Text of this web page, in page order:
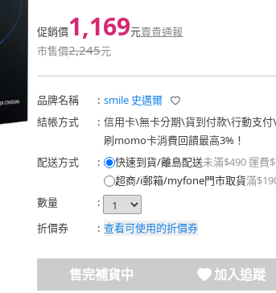
促銷價1,169元賣貴通報
市售價2,245元
品牌名稱 : smile 史邁爾
結帳方式
: 信用卡\無卡分期\貨到付款\行動支付\
刷momo卡消費回饋最高3%！
配送方式
: 快速到貨/離島配送未滿$490 運費
超商/i郵箱/myfone門市取貨滿
數量
:
折價券
: 查看可使用的折價券
售完補貨中 加入追蹤